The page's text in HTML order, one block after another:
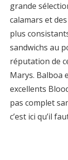
grande
calamars et
plus
sandwichs au
réputation de
Marys. Balboa
excellents
pas complet
c’est ici qu’il